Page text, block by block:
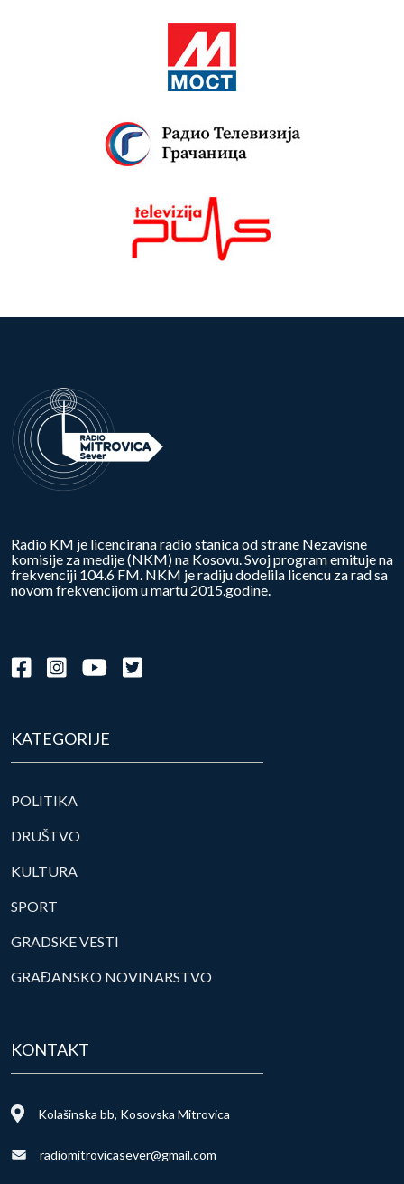
Radio KM je licencirana radio stanica od strane Nezavisne
komisije za medije (NKM) na Kosovu. Svoj program emituje na
frekvenciji 104.6 FM. NKM je radiju dodelila licencu za rad sa
novom frekvencijom u martu 2015.godine.
KATEGORIJE
POLITIKA
DRUŠTVO
KULTURA
SPORT
GRADSKE VESTI
GRAĐANSKO NOVINARSTVO
KONTAKT
Kolašinska bb, Kosovska Mitrovica
radiomitrovicasever@gmail.com